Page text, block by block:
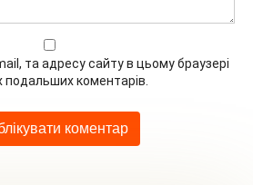
та адресу сайту в цьому браузері
подальших коментарів.